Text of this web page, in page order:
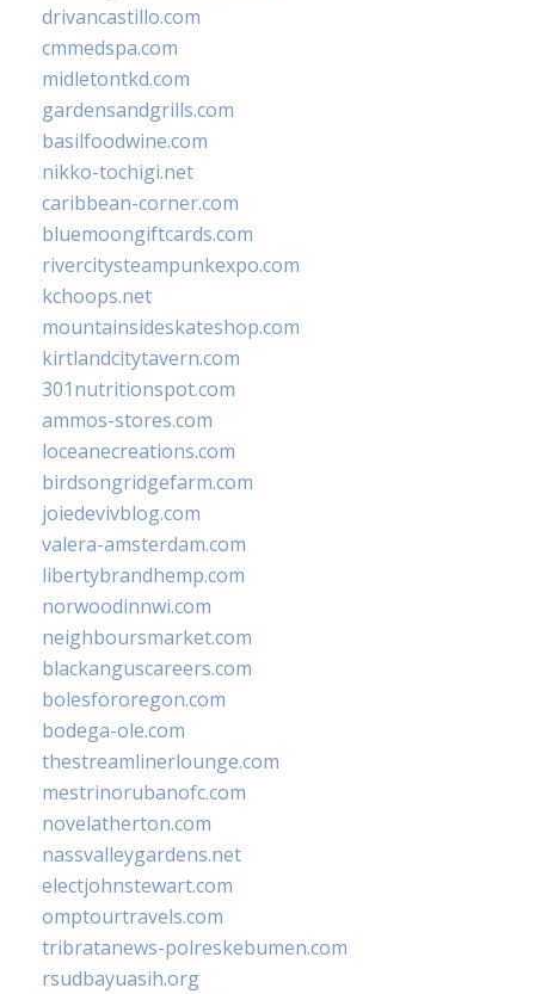
drivancastillo.com
cmmedspa.com
midletontkd.com
gardensandgrills.com
basilfoodwine.com
nikko-tochigi.net
caribbean-corner.com
bluemoongiftcards.com
rivercitysteampunkexpo.com
kchoops.net
mountainsideskateshop.com
kirtlandcitytavern.com
301nutritionspot.com
ammos-stores.com
loceanecreations.com
birdsongridgefarm.com
joiedevivblog.com
valera-amsterdam.com
libertybrandhemp.com
norwoodinnwi.com
neighboursmarket.com
blackanguscareers.com
bolesfororegon.com
bodega-ole.com
thestreamlinerlounge.com
mestrinorubanofc.com
novelatherton.com
nassvalleygardens.net
electjohnstewart.com
omptourtravels.com
tribratanews-polreskebumen.com
rsudbayuasih.org